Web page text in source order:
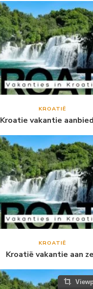
KROATIË
Kroatie vakantie
KROATIË
Kroatië vakantie aan